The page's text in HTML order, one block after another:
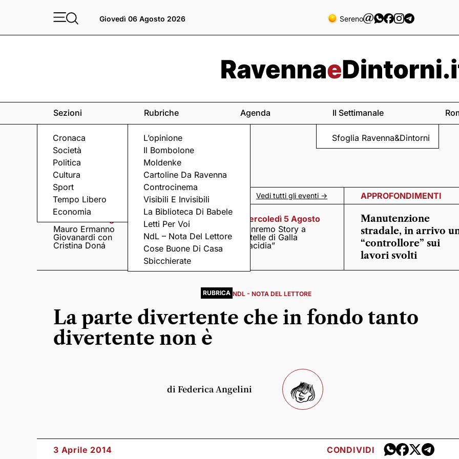
Giovedì 06 Agosto 2026 Sereno
Sezioni
Cronaca
Società
Politica
Cultura
Sport
Tempo Libero
Economia
Rubriche
L’opinione
Il Bombolone
Moldenke
Cartoline Da Ravenna
Controcinema
Visibili E Invisibili
La Biblioteca Di Babele
Letti Per Voi
NdL – Nota Del Lettore
Cose Buone Di Casa
Sbicchierate
Agenda Il Settimanale
Sfoglia Ravenna&Dintorni
Eventi a Ravenna e dintorni Vedi tutti gli eventi ->
Mauro Ermanno
Giovanardi con
Cristina Doná
Mercoledì 5 Agosto
Matteo Cavezzali con
il suo “Fratelli
Meraviglia”
Mercoledì 5 Agosto
Sanremo Story a
“Stelle di Galla
Placidia”
APPROFONDIMENTI
Manutenzione
stradale, in arrivo
“controllore” sui
lavori svolti
RUBRICA NDL - NOTA DEL LETTORE
La parte divertente che in fondo tanto
divertente non è
di Federica Angelini
3 Aprile 2014 CONDIVIDI